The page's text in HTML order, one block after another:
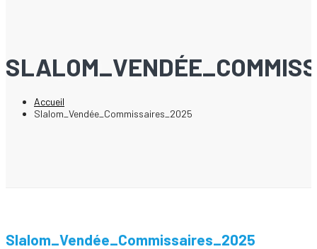
Accueil
Slalom_Vendée_Commissaires_2025
Slalom_Vendée_Commissaires_2025